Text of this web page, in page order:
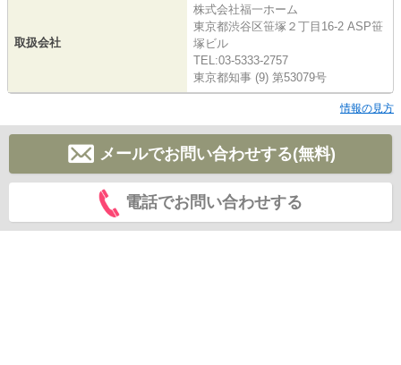
取扱会社
株式会社福一ホーム
東京都渋谷区笹塚２丁目16-2 ASP笹
塚ビル
TEL:03-5333-2757
東京都知事 (9) 第53079号
情報の見方
メールでお問い合わせする(無料)
電話でお問い合わせする